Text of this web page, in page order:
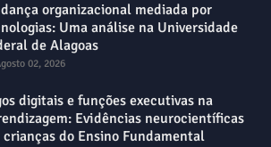
organizacional mediada por
Uma análise na Universidade
de Alagoas
02, 2026
digitais e funções executivas na
Evidências neurocientíficas
crianças do Ensino Fundamental